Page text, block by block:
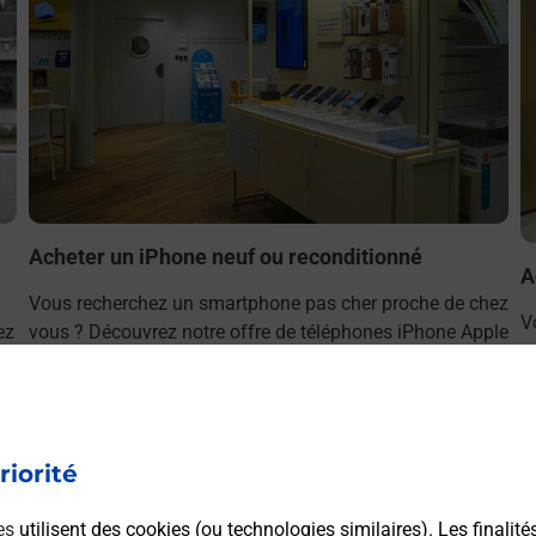
utilisent des cookies (ou technologies similaires). Les
Acheter un iPhone neuf ou reconditionné
Vous recherchez un smartphone pas cher proche de chez
vous ? Découvrez notre offre de téléphones iPhone Apple